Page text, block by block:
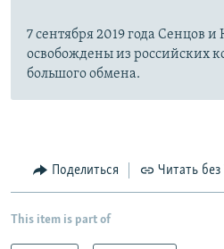
7 сентября 2019 года Сенцов
освобождены из российских
большого обмена.
Поделиться Читать без
This item is part of